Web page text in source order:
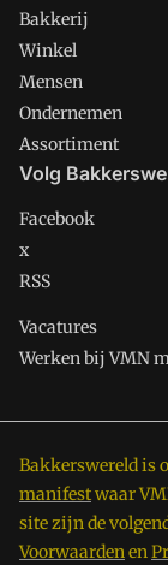
Bakkerij
Winkel
Mensen
Ondernemen
Assortiment
Volg
Facebook
x
RSS
Vacatures
Werken bij VMN
Bakkerswereld is
manifestwaar
site zijn de
Voorwaardenen